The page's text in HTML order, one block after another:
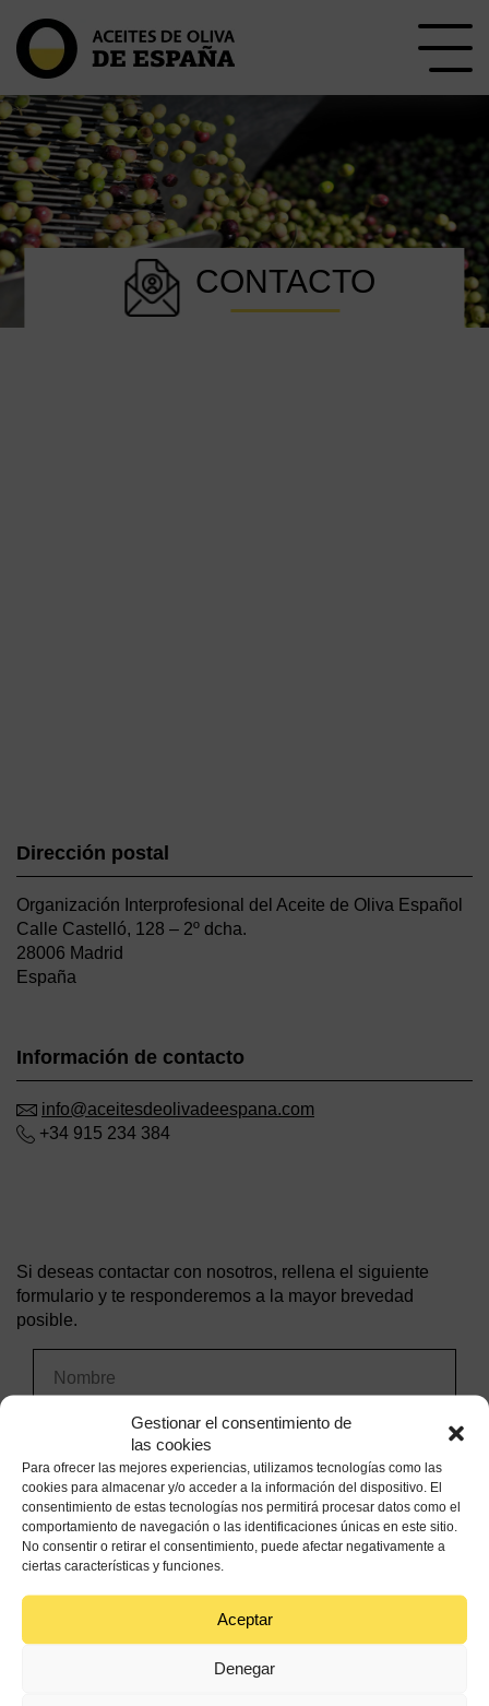
Gestionar el consentimiento de
las cookies
Para ofrecer las mejores experiencias, utilizamos tecnologías como las
cookies para almacenar y/o acceder a la información del dispositivo. El
consentimiento de estas tecnologías nos permitirá procesar datos como el
comportamiento de navegación o las identificaciones únicas en este sitio.
No consentir o retirar el consentimiento, puede afectar negativamente a
ciertas características y funciones.
Aceptar
Denegar
CONTACTO
Dirección postal
Organización Interprofesional del Aceite de Oliva Español
Calle Castelló, 128 – 2º dcha.
28006 Madrid
España
Información de contacto
info@aceitesdeolivadeespana.com
+34 915 234 384
Si deseas contactar con nosotros, rellena el siguiente
formulario y te responderemos a la mayor brevedad
posible.